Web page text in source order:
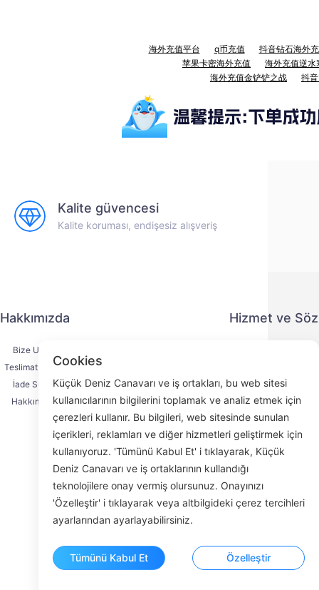
海外充值平台 q币充值
抖音钻石海外
苹果卡密海外充值
海外充值逆水
海外充值金铲铲之战
抖
Kalite güvencesi
Kalite koruması, endişesiz alışveriş
Hakkımızda
Bize Ulaşın
Teslimat Süreci
İade Süreci
Hakkımızda
Hizmet ve
Hizmet
KYC
ROOM
Cookies
Küçük Deniz Canavarı ve iş ortakları, bu web sitesi
kullanıcılarının bilgilerini toplamak ve analiz etmek için
çerezleri kullanır. Bu bilgileri, web sitesinde sunulan
içerikleri, reklamları ve diğer hizmetleri geliştirmek için
kullanıyoruz. 'Tümünü Kabul Et' i tıklayarak, Küçük
Deniz Canavarı ve iş ortaklarının kullandığı
teknolojilere onay vermiş olursunuz. Onayınızı
'Özelleştir' i tıklayarak veya altbilgideki çerez tercihleri
ayarlarından ayarlayabilirsiniz.
Tümünü Kabul Et Özelleştir